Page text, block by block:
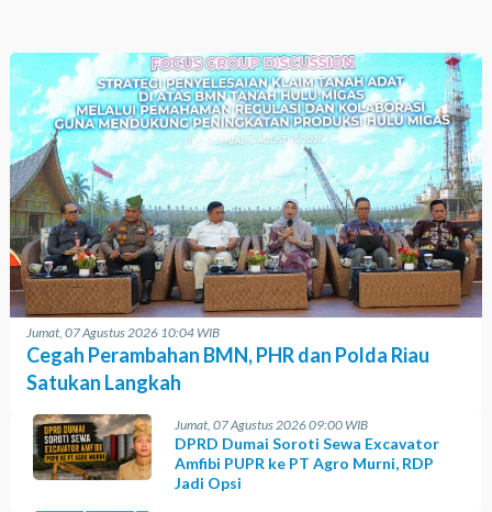
Jumat, 07 Agustus 2026 10:04 WIB
Cegah Perambahan BMN, PHR dan Polda Riau
Satukan Langkah
Jumat, 07 Agustus 2026 09:00 WIB
DPRD Dumai Soroti Sewa Excavator
Amfibi PUPR ke PT Agro Murni, RDP
Jadi Opsi